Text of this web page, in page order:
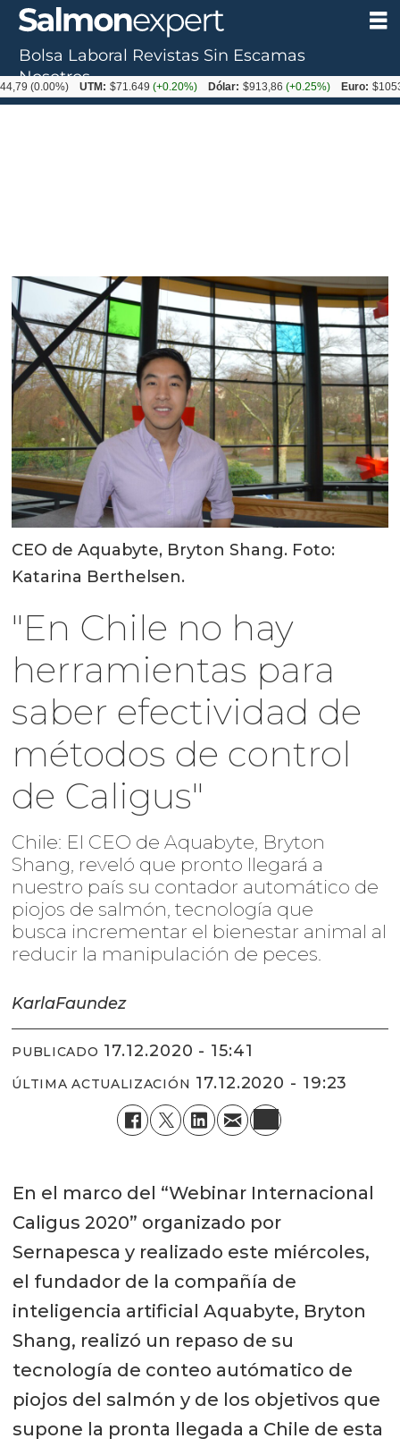
CEO de Aquabyte, Bryton Shang. Foto:
Katarina Berthelsen.
"En Chile no hay
herramientas para
saber efectividad de
métodos de control
de Caligus"
Chile: El CEO de Aquabyte, Bryton
Shang, reveló que pronto llegará a
nuestro país su contador automático de
piojos de salmón, tecnología que
busca incrementar el bienestar animal al
reducir la manipulación de peces.
KarlaFaundez
PUBLICADO 17.12.2020 - 15:41
ÚLTIMA ACTUALIZACIÓN 17.12.2020 - 19:23
En el marco del “Webinar Internacional
Caligus 2020” organizado por
Sernapesca y realizado este miércoles,
el fundador de la compañía de
inteligencia artificial Aquabyte, Bryton
Shang, realizó un repaso de su
tecnología de conteo autómatico de
piojos del salmón y de los objetivos que
supone la pronta llegada a Chile de esta
Bolsa Laboral Revistas Sin Escamas
Nosotros
UTM: $71.649(+0.20%) Dólar: $913,86(+0.25%) Euro: $1053,08(-